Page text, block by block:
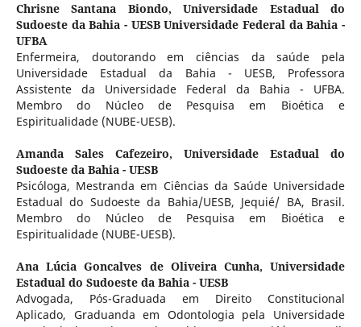
Chrisne Santana Biondo,Universidade Estadual do
Sudoeste da Bahia - UESB Universidade Federal da Bahia -
UFBA
Enfermeira, doutorando em ciências da saúde pela
Universidade Estadual da Bahia - UESB, Professora
Assistente da Universidade Federal da Bahia - UFBA.
Membro do Núcleo de Pesquisa em Bioética e
Espiritualidade (NUBE-UESB).
Amanda Sales Cafezeiro,Universidade Estadual do
Sudoeste da Bahia - UESB
Psicóloga, Mestranda em Ciências da Saúde Universidade
Estadual do Sudoeste da Bahia/UESB, Jequié/ BA, Brasil.
Membro do Núcleo de Pesquisa em Bioética e
Espiritualidade (NUBE-UESB).
Ana Lúcia Goncalves de Oliveira Cunha,Universidade
Estadual do Sudoeste da Bahia - UESB
Advogada, Pós-Graduada em Direito Constitucional
Aplicado, Graduanda em Odontologia pela Universidade